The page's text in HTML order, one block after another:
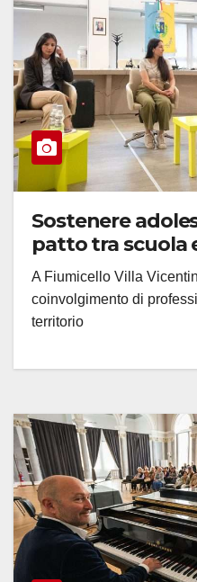
Sostenere
patto tra scuola
A Fiumicello Villa
coinvolgimento di
territorio